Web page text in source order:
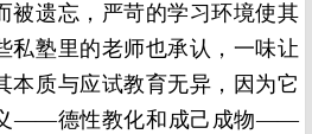
被遗忘，严苛的学习环境使其
私塾里的老师也承认，一味让
本质与应试教育无异，因为它
——德性教化和成己成物——